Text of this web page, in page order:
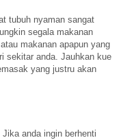
tubuh nyaman sangat
segala makanan
makanan apapun yang
sekitar anda. Jauhkan kue
yang justru akan
anda ingin berhenti